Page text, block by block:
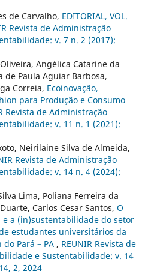
de Carvalho, EDITORIAL, VOL.
Revista de Administração
v. 7 n. 2 (2017):
Angélica Catarine da
de Paula Aguiar Barbosa,
Correia, Ecoinovação,
para Produção e Consumo
Revista de Administração
v. 11 n. 1 (2021):
Neirilaine Silva de Almeida,
Revista de Administração
v. 14 n. 4 (2024):
Lima, Poliana Ferreira da
Carlos Cesar Santos, O
a (in)sustentabilidade do setor
estudantes universitários da
Pará – PA , REUNIR Revista de
e Sustentabilidade: v. 14
2, 2024